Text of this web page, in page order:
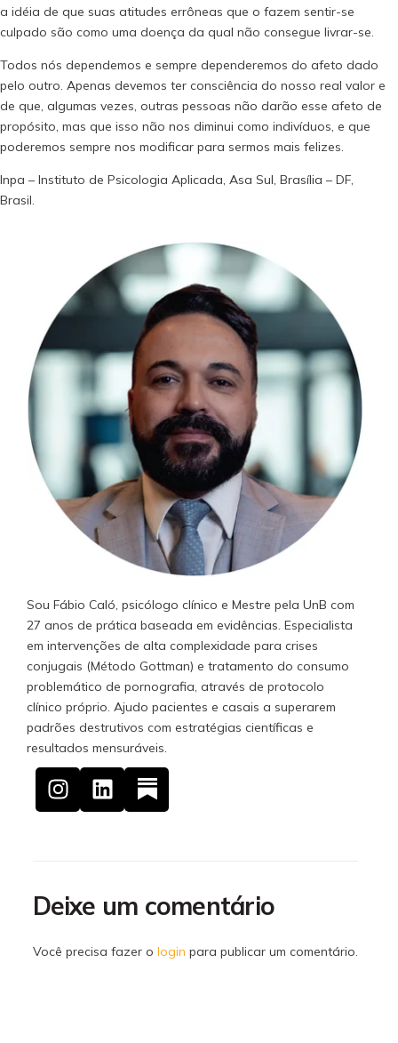
a idéia de que suas atitudes errôneas que o fazem sentir-se
culpado são como uma doença da qual não consegue livrar-se.
Todos nós dependemos e sempre dependeremos do afeto dado
pelo outro. Apenas devemos ter consciência do nosso real valor e
de que, algumas vezes, outras pessoas não darão esse afeto de
propósito, mas que isso não nos diminui como indivíduos, e que
poderemos sempre nos modificar para sermos mais felizes.
Inpa – Instituto de Psicologia Aplicada, Asa Sul, Brasília – DF,
Brasil.
Sou Fábio Caló, psicólogo clínico e Mestre pela UnB com
27 anos de prática baseada em evidências. Especialista
em intervenções de alta complexidade para crises
conjugais (Método Gottman) e tratamento do consumo
problemático de pornografia, através de protocolo
clínico próprio. Ajudo pacientes e casais a superarem
padrões destrutivos com estratégias científicas e
resultados mensuráveis.
Deixe um comentário
Você precisa fazer o login para publicar um comentário.